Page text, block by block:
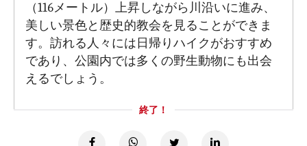
（116メートル）上昇しながら川沿いに進み、
美しい景色と歴史的教会を見ることができま
す。訪れる人々には日帰りハイクがおすすめ
であり、公園内では多くの野生動物にも出会
えるでしょう。
終了！